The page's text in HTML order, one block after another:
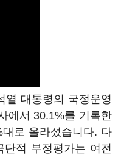
열 대통령의 국정운영
에서 30.1%를 기록한
로 올라섰습니다. 다
단적 부정평가는 여전